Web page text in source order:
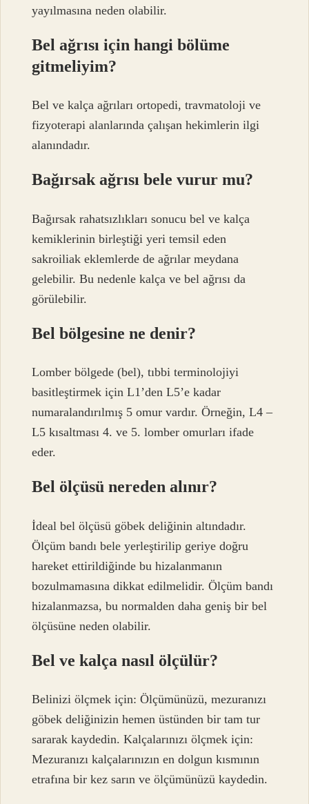
yayılmasına neden olabilir.
Bel ağrısı için hangi bölüme
gitmeliyim?
Bel ve kalça ağrıları ortopedi, travmatoloji ve
fizyoterapi alanlarında çalışan hekimlerin ilgi
alanındadır.
Bağırsak ağrısı bele vurur mu?
Bağırsak rahatsızlıkları sonucu bel ve kalça
kemiklerinin birleştiği yeri temsil eden
sakroiliak eklemlerde de ağrılar meydana
gelebilir. Bu nedenle kalça ve bel ağrısı da
görülebilir.
Bel bölgesine ne denir?
Lomber bölgede (bel), tıbbi terminolojiyi
basitleştirmek için L1’den L5’e kadar
numaralandırılmış 5 omur vardır. Örneğin, L4 –
L5 kısaltması 4. ve 5. lomber omurları ifade
eder.
Bel ölçüsü nereden alınır?
İdeal bel ölçüsü göbek deliğinin altındadır.
Ölçüm bandı bele yerleştirilip geriye doğru
hareket ettirildiğinde bu hizalanmanın
bozulmamasına dikkat edilmelidir. Ölçüm bandı
hizalanmazsa, bu normalden daha geniş bir bel
ölçüsüne neden olabilir.
Bel ve kalça nasıl ölçülür?
Belinizi ölçmek için: Ölçümünüzü, mezuranızı
göbek deliğinizin hemen üstünden bir tam tur
sararak kaydedin. Kalçalarınızı ölçmek için:
Mezuranızı kalçalarınızın en dolgun kısmının
etrafına bir kez sarın ve ölçümünüzü kaydedin.